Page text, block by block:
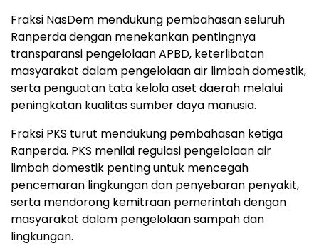
Fraksi NasDem mendukung pembahasan seluruh
Ranperda dengan menekankan pentingnya
transparansi pengelolaan APBD, keterlibatan
masyarakat dalam pengelolaan air limbah domestik,
serta penguatan tata kelola aset daerah melalui
peningkatan kualitas sumber daya manusia.
Fraksi PKS turut mendukung pembahasan ketiga
Ranperda. PKS menilai regulasi pengelolaan air
limbah domestik penting untuk mencegah
pencemaran lingkungan dan penyebaran penyakit,
serta mendorong kemitraan pemerintah dengan
masyarakat dalam pengelolaan sampah dan
lingkungan.